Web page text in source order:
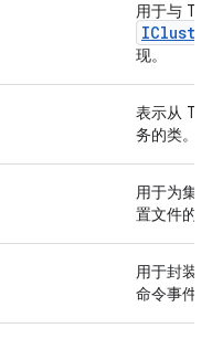
用于与
现。
表示从 TF
务的类。
用于为集
置文件的
用于封装
命令事件